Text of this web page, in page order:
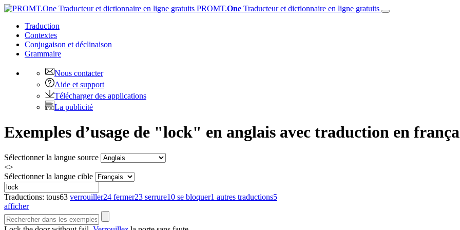
PROMT.One Traducteur et dictionnaire en ligne gratuits
Traduction
Contextes
Conjugaison et déclinaison
Grammaire
Nous contacter
Aide et support
Télécharger des applications
La publicité
Exemples d’usage de "lock" en anglais avec traduction en
Sélectionner la langue source
<>
Sélectionner la langue cible
Traductions: tous63 verrouiller24 fermer23 serrure10 se bloquer1 autres traductions5
afficher